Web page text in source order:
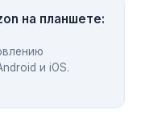
на планшете:
и iOS.